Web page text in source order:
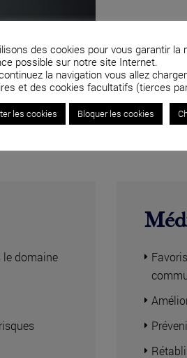
04 82
le domaine
des cookies pour vous garantir la
possible sur notre site Internet.
la navigation vous allez
et des cookies facultatifs (tierces
les cookies Bloquer les cookies